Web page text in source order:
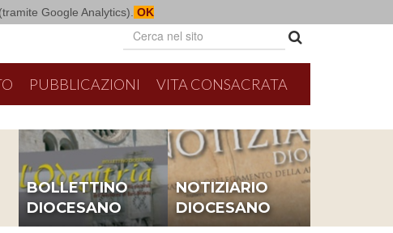
Google Analytics). OK
PUBBLICAZIONI VITA CONSACRATA
BOLLETTINO
DIOCESANO
NOTIZIARIO
DIOCESANO